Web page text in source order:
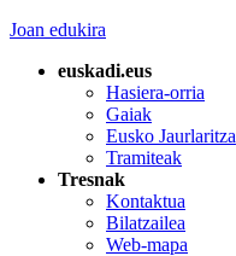
Joan edukira
euskadi.eus
Hasiera-orria
Gaiak
Eusko Jaurlaritza
Tramiteak
Tresnak
Kontaktua
Bilatzailea
Web-mapa